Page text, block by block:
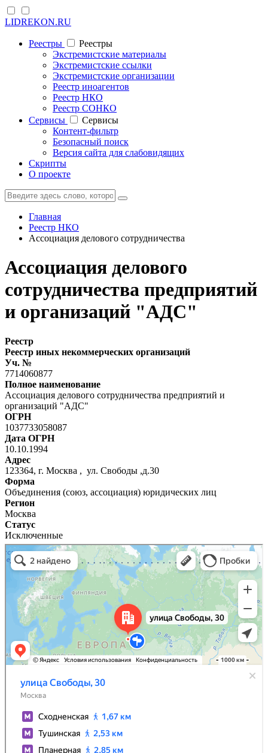
LIDREKON.RU
Реестры
Реестры
Экстремистские материалы
Экстремистские ссылки
Экстремистские организации
Реестр иноагентов
Реестр НКО
Реестр СОНКО
Cервисы
Cервисы
Контент-фильтр
Безопасный поиск
Версия сайта для слабовидящих
Скрипты
О проекте
Главная
Реестр НКО
Ассоциация делового сотрудничества
Ассоциация делового
сотрудничества предприятий
и организаций "АДС"
Реестр
Реестр иных некоммерческих организаций
Уч. №
7714060877
Полное наименование
Ассоциация делового сотрудничества предприятий и
организаций "АДС"
ОГРН
1037733058087
Дата ОГРН
10.10.1994
Адрес
123364, г. Москва , ул. Свободы ,д.30
Форма
Объединения (союз, ассоциация) юридических лиц
Регион
Москва
Статус
Исключенные